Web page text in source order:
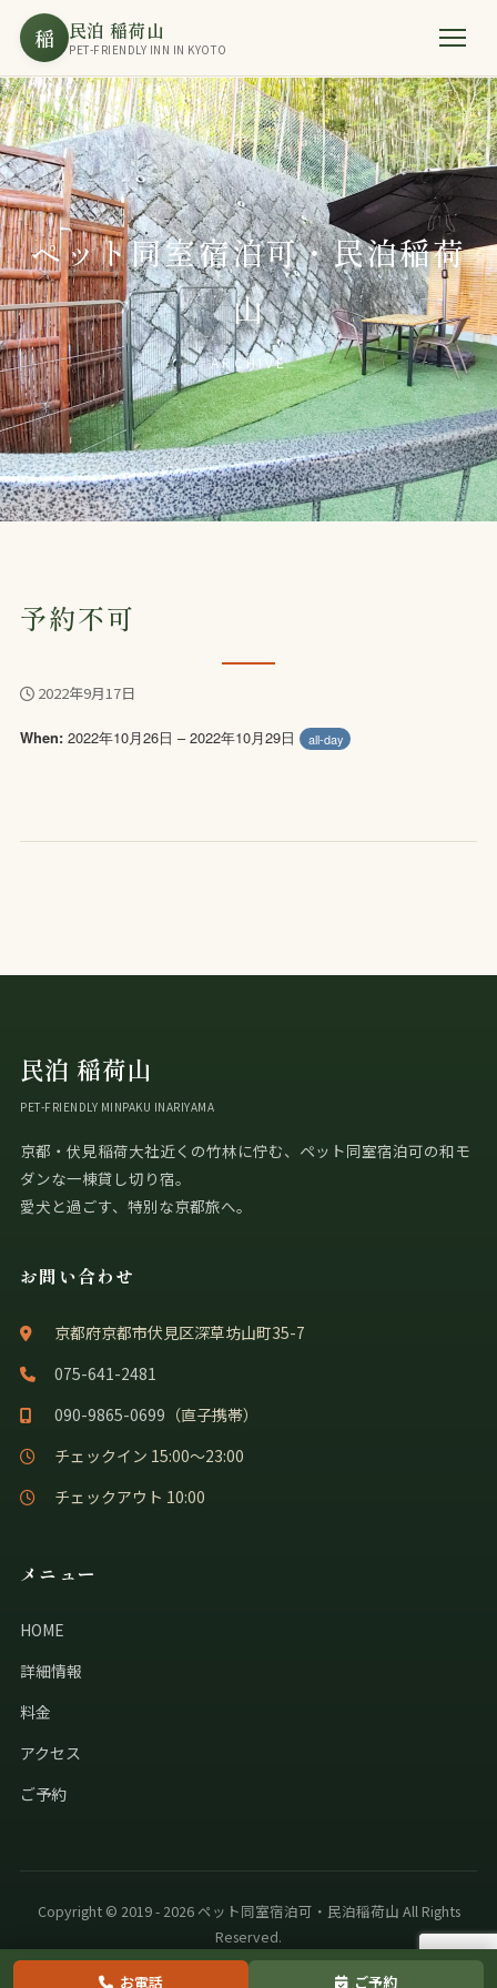
稲 民泊 稲荷山
PET-FRIENDLY INN IN KYOTO
ペット同室宿泊可・民泊稲荷
山
ARCHIVE
予約不可
2022年9月17日
When: 2022年10月26日 – 2022年10月29日 all-day
民泊 稲荷山
PET-FRIENDLY MINPAKU INARIYAMA
京都・伏見稲荷大社近くの竹林に佇む、ペット同室宿泊可の和モ
ダンな一棟貸し切り宿。
愛犬と過ごす、特別な京都旅へ。
お問い合わせ
京都府京都市伏見区深草坊山町35-7
075-641-2481
090-9865-0699 （直子携帯）
チェックイン 15:00〜23:00
チェックアウト 10:00
メニュー
HOME
詳細情報
料金
アクセス
ご予約
Copyright © 2019 - 2026 ペット同室宿泊可・民泊稲荷山 All Rights
Reserved.
お電話 ご予約